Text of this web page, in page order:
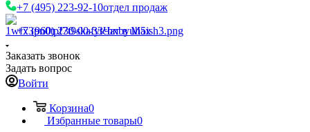
+7 (495) 223-92-10отдел продаж
+7 (960) 230-00-33Чат в Max
Заказать звонок
Задать вопрос
Войти
Корзина0
Избранные товары0